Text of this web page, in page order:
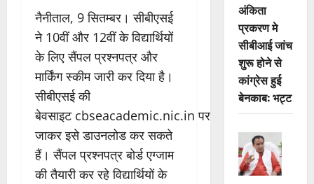
नैनीताल, 9 सितम्बर। सीबीएसई
ने 10वीं और 12वीं के विद्यार्थियों
के लिए सैंपल प्रश्नपत्र और
मार्किंग स्कीम जारी कर दिया है।
सीबीएसई की
बेवसाइट cbseacademic.nic.in पर
जाकर इसे डाउनलोड कर सकते
हैं। सैंपल प्रश्नपत्र बोर्ड एग्जाम
की तैयारी कर रहे विद्यार्थियों के
अंकिता
प्रकरण मे
सीबीआई जांच
शुरू होने से
कांग्रेस हुई
बेनकाब: भट्ट